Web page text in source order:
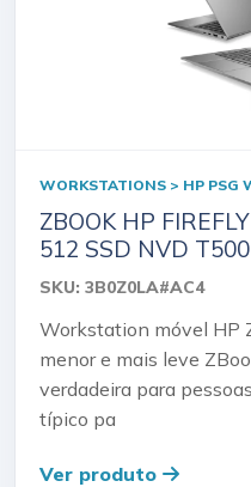
WORKSTATIONS > HP PSG
ZBOOK HP
512 SSD NVD
SKU: 3B0Z0LA#AC4
Workstation móvel HP
menor e mais leve
verdadeira para
típico pa
Ver produto